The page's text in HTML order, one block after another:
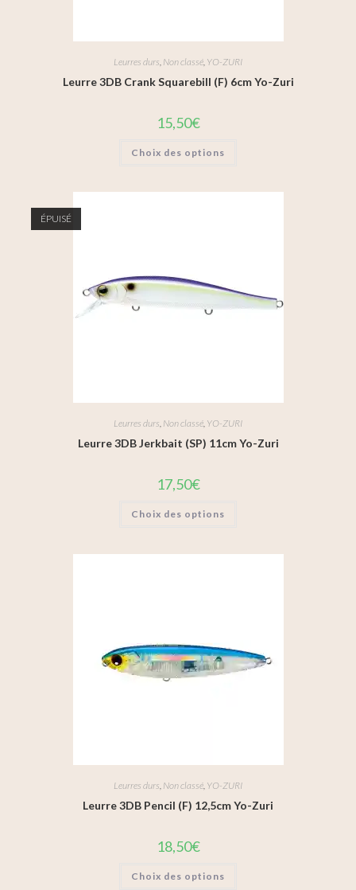
Leurres durs Non classé YO-ZURI
Leurre 3DB Crank Squarebill (F) 6cm Yo-Zuri
15,50€
Choix des options
ÉPUISÉ
Leurres durs, Non classé, YO-ZURI
Leurre 3DB Jerkbait (SP) 11cm Yo-Zuri
17,50€
Choix des options
Leurres durs Non classé YO-ZURI
Leurre 3DB Pencil (F) 12,5cm Yo-Zuri
18,50€
Choix des options